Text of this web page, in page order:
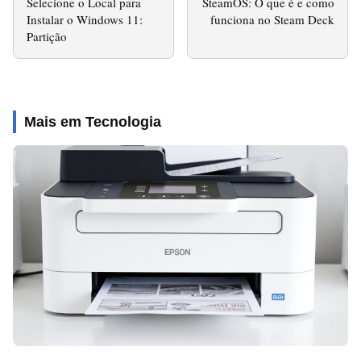
Instalar o Windows 11:
Partição
funciona no Steam Deck
Mais em Tecnologia